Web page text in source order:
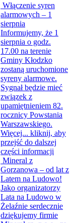
Włączenie syren
alarmowych – 1
sierpnia
Informujemy, że 1
sierpnia o godz.
17.00 na terenie
Gminy Kłodzko
zostaną uruchomione
syreny alarmowe.
Sygnał będzie mieć
związek z
upamiętnieniem 82.
rocznicy Powstania
Warszawskiego.
Więcej... kliknij, aby
przejść do dalszej
części informacji
Mineral z
Gorzanowa – od lat z
Latem na Ludowo!
Jako organizatorzy
Lata na Ludowo w
Żelaźnie serdecznie
dziękujemy firmie